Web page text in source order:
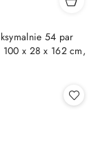
54 par
x 28 x 162 cm,